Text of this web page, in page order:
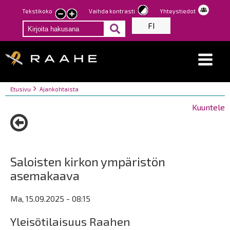
Hyppää
pääsisältöön
Tekstikoko
Pienennä
tekstin
kokoa
Suurenna
tekstin
kokoa
Vaihda kontrasti Yhteystiedot
FI
Breadcrumbs
You
here:
Etusivu Ajankohtaista
Kuuntele
Saloisten kirkon ympäristön
asemakaava
Ma, 15.09.2025 - 08:15
Yleisötilaisuus Raahen